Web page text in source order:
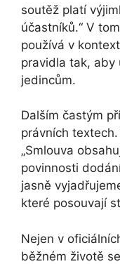
soutěž platí
účastníků.“ V
používá v
pravidla tak, aby
jedincům.
Dalším častým
právních
„Smlouva
povinnosti
jasně
které posouvají
Nejen v
běžném životě